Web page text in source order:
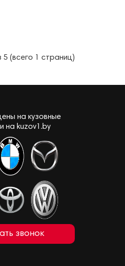
(всего 1 страниц)
на кузовные
на kuzov1.by
звонок